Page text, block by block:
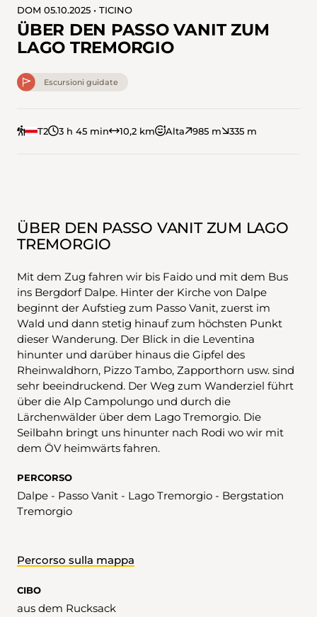
DOM 05.10.2025 • TICINO
ÜBER DEN PASSO VANIT ZUM
LAGO TREMORGIO
Escursioni guidate
T2 3 h 45 min 10,2 km Alta 985 m 335 m
ÜBER DEN PASSO VANIT ZUM LAGO
TREMORGIO
Mit dem Zug fahren wir bis Faido und mit dem Bus
ins Bergdorf Dalpe. Hinter der Kirche von Dalpe
beginnt der Aufstieg zum Passo Vanit, zuerst im
Wald und dann stetig hinauf zum höchsten Punkt
dieser Wanderung. Der Blick in die Leventina
hinunter und darüber hinaus die Gipfel des
Rheinwaldhorn, Pizzo Tambo, Zapporthorn usw. sind
sehr beeindruckend. Der Weg zum Wanderziel führt
über die Alp Campolungo und durch die
Lärchenwälder über dem Lago Tremorgio. Die
Seilbahn bringt uns hinunter nach Rodi wo wir mit
dem ÖV heimwärts fahren.
PERCORSO
Dalpe - Passo Vanit - Lago Tremorgio - Bergstation
Tremorgio
Percorso sulla mappa
CIBO
aus dem Rucksack